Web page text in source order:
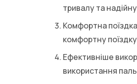
тривалу та
Комфортна
комфортну
Ефективніше
використання